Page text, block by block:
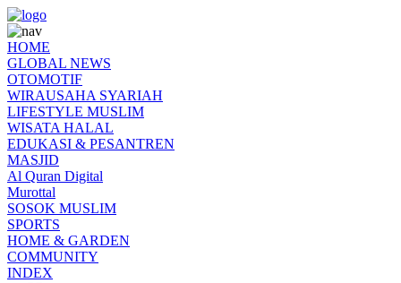
HOME
GLOBAL NEWS
OTOMOTIF
WIRAUSAHA SYARIAH
LIFESTYLE MUSLIM
WISATA HALAL
EDUKASI & PESANTREN
MASJID
Al Quran Digital
Murottal
SOSOK MUSLIM
SPORTS
HOME & GARDEN
COMMUNITY
INDEX